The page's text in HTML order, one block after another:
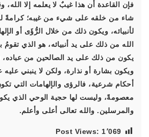
فإن القاعدة أن هذا غيبٌ لا يعلمه إلا الله،
شاء من خلقه على شيء من غيبه؛ كرامةً
لأنبيائه، ويكون ذلك من خلال الرُّؤَى أو
الله من ذلك على يد أنبيائه، هو الذي تقومُ
يكون من ذلك على يد الصالحين من عباده،
ويكون بشارة أو نذارة، ولكن لا ينبني عليه
أحكام شرعية، فالرؤى والإلهامات التي
معصومةً، وليست لها حجية الوحي الذي يكون
والمرسلين. والله تعالى أعلى وأعلم.
Post Views: 1٬069